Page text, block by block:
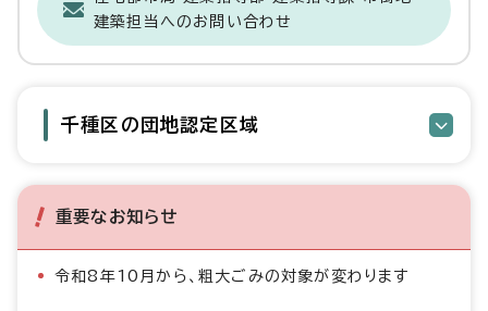
建築担当へのお問い合わせ
千種区の団地認定区域
重要なお知らせ
令和8年10月から、粗大ごみの対象が変わります